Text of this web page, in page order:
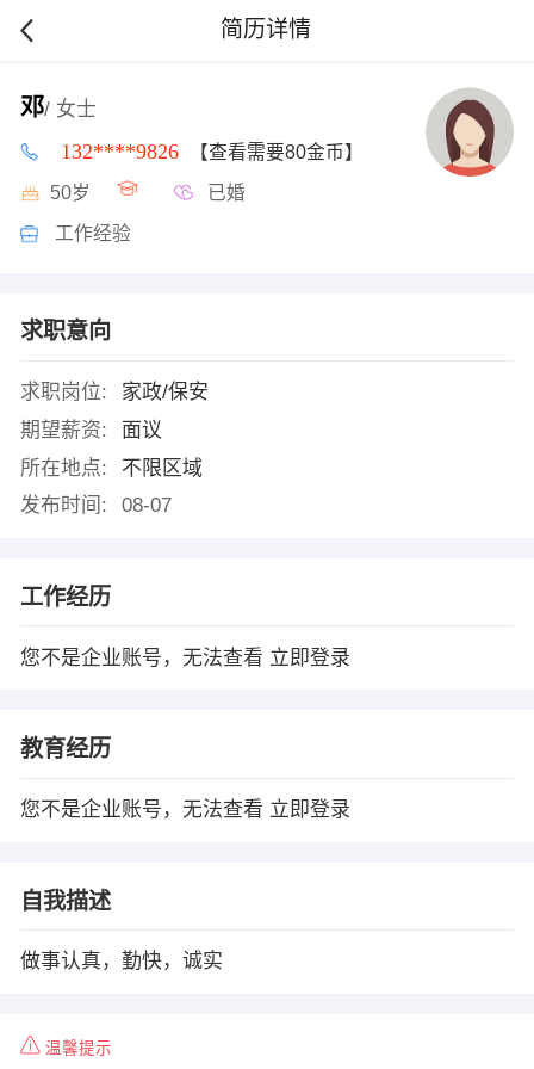
简历详情
邓/ 女士
132****9826 【查看需要80金币】
50岁 已婚
工作经验
求职意向
求职岗位:
家政/保安
期望薪资:
面议
所在地点:
不限区域
发布时间:
08-07
工作经历
您不是企业账号，无法查看 立即登录
教育经历
您不是企业账号，无法查看 立即登录
自我描述
做事认真，勤快，诚实
温馨提示